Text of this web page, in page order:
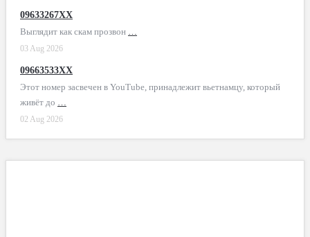
09633267XX
Выглядит как скам прозвон …
03 Aug 2026
09663533XX
Этот номер засвечен в YouTube, принадлежит вьетнамцу, который
живёт до …
02 Aug 2026